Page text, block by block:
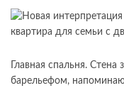
Главная спальня.
барельефом,